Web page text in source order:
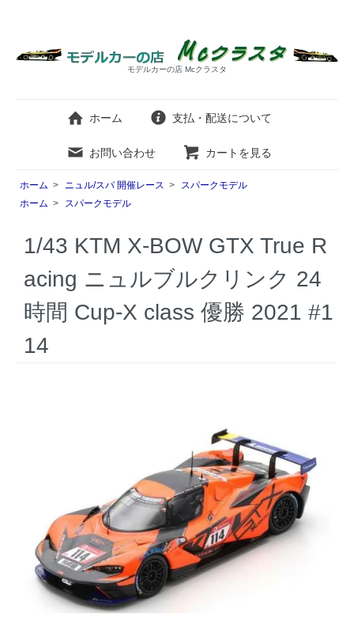
モデルカーの店 Mcクラスタ
ホーム 支払・配送について
お問い合わせ カートを見る
ホーム > ニュル/スパ 開催レース >
スパークモデル
ホーム > スパークモデル
1/43 KTM X-BOW GTX True R
acing ニュルブルクリンク 24
時間 Cup-X class 優勝 2021 #1
14